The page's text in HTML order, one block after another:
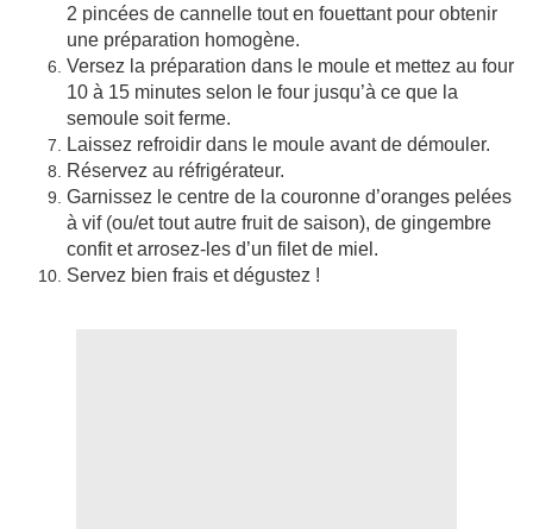
2 pincées de cannelle tout en fouettant pour obtenir
une préparation homogène.
Versez la préparation dans le moule et mettez au four
10 à 15 minutes selon le four jusqu’à ce que la
semoule soit ferme.
Laissez refroidir dans le moule avant de démouler.
Réservez au réfrigérateur.
Garnissez le centre de la couronne d’oranges pelées
à vif (ou/et tout autre fruit de saison), de gingembre
confit et arrosez-les d’un filet de miel.
Servez bien frais et dégustez !